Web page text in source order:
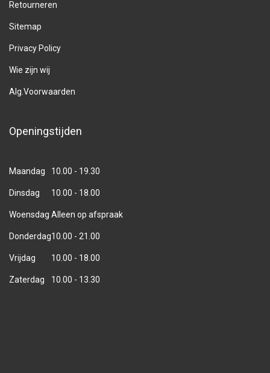
Retourneren
Sitemap
Privacy Policy
Wie zijn wij
Alg.Voorwaarden
Openingstijden
Maandag 10.00 - 19.30
Dinsdag 10.00 - 18.00
Woensdag Alleen op afspraak
Donderdag10.00 - 21.00
Vrijdag 10.00 - 18.00
Zaterdag 10.00 - 13.30